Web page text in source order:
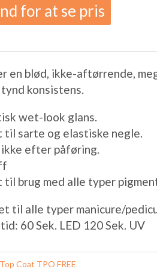
for at se pris
en blød, ikke-aftørrende,
tynd konsistens.
wet-look glans.
til sarte og elastiske negle.
ikke efter påføring.
til brug med alle typer
til alle typer manicure/
60 Sek. LED 120 Sek. UV
Top Coat TPO FREE